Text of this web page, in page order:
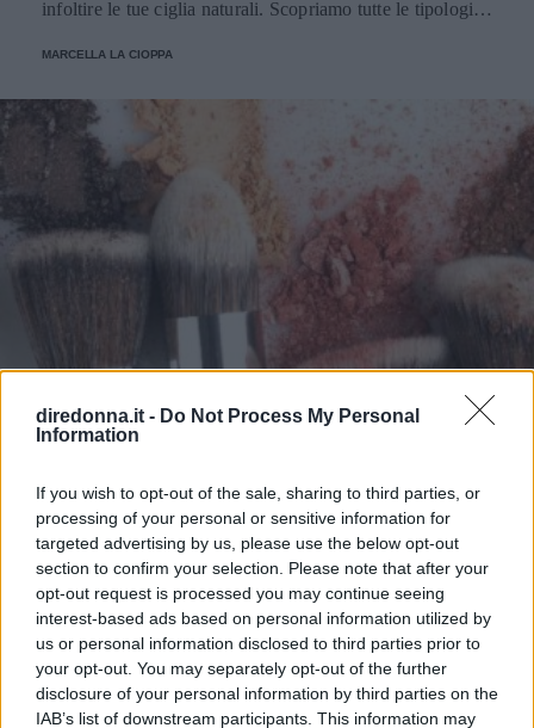
diredonna.it - Do Not Process My Personal
Information
If you wish to opt-out of the sale, sharing to third parties, or
processing of your personal or sensitive information for
targeted advertising by us, please use the below opt-out
section to confirm your selection. Please note that after your
opt-out request is processed you may continue seeing
interest-based ads based on personal information utilized by
us or personal information disclosed to third parties prior to
your opt-out. You may separately opt-out of the further
disclosure of your personal information by third parties on the
IAB’s list of downstream participants. This information may
infoltire le tue ciglia naturali. Scopriamo tutte le tipologie,
MARCELLA LA CIOPPA
MAKE-UP
Pennelli trucco: tipologie e